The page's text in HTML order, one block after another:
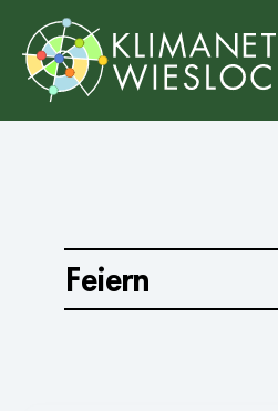
Inhalt
springen
Feiern